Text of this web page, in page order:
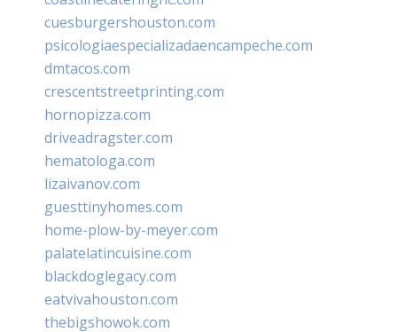
cuesburgershouston.com
psicologiaespecializadaencampeche.com
dmtacos.com
crescentstreetprinting.com
hornopizza.com
driveadragster.com
hematologa.com
lizaivanov.com
guesttinyhomes.com
home-plow-by-meyer.com
palatelatincuisine.com
blackdoglegacy.com
eatvivahouston.com
thebigshowok.com